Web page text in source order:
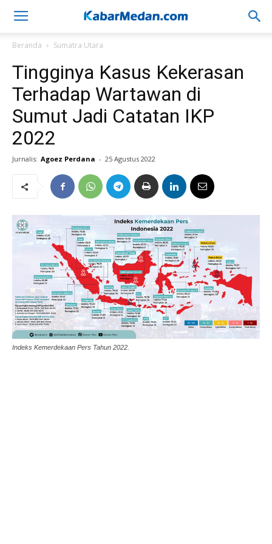
Beranda Sumatra Utara
Tingginya Kasus Kekerasan
Terhadap Wartawan di
Sumut Jadi Catatan IKP
2022
Jurnalis: Agoez Perdana - 25 Agustus 2022
Indeks Kemerdekaan Pers Tahun 2022.